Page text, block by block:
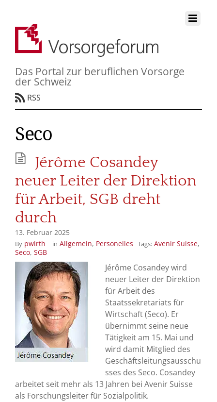
Das Portal zur beruflichen Vorsorge
der Schweiz
RSS
Seco
Jérôme Cosandey
neuer Leiter der Direktion
für Arbeit, SGB dreht
durch
13. Februar 2025
By pwirth in Allgemein, Personelles Tags: Avenir Suisse,
Seco,SGB
Jérôme Cosandey wird
neuer Leiter der Direktion
für Arbeit des
Staatssekretariats für
Wirtschaft (Seco). Er
übernimmt seine neue
Tätigkeit am 15. Mai und
wird damit Mitglied des
Geschäftsleitungsausschu
sses des Seco. Cosandey
arbeitet seit mehr als 13 Jahren bei Avenir Suisse
als Forschungsleiter für Sozialpolitik.